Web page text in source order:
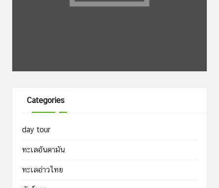
Categories
day tour
ทะเลอันดามัน
ทะเลอ่าวไทย